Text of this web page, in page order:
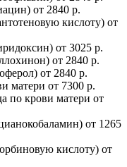
от 2840 р.
кислоту) от
от 3025 р.
от 2840 р.
от 2840 р.
матери от 7300 р.
по крови матери от
от 1265
кислоту) от